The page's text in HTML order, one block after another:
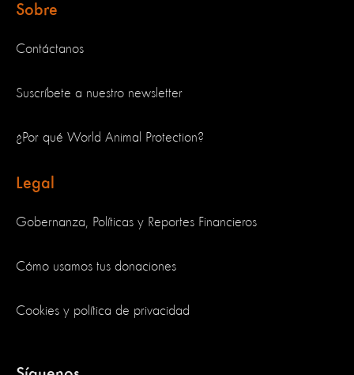
Sobre
Contáctanos
Suscríbete a nuestro newsletter
¿Por qué World Animal Protection?
Legal
Gobernanza, Políticas y Reportes Financieros
Cómo usamos tus donaciones
Cookies y política de privacidad